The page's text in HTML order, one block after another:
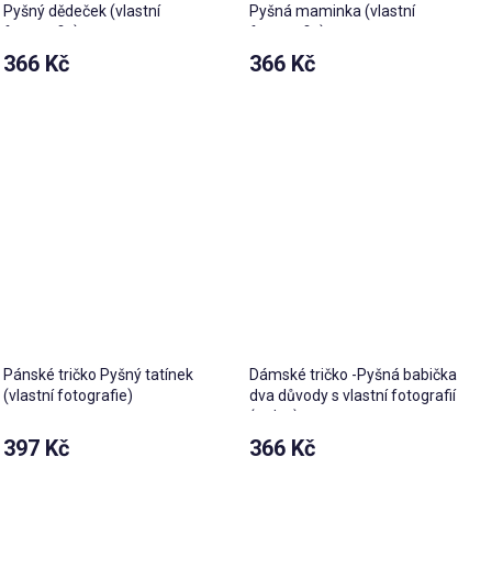
Pyšný dědeček (vlastní
fotografie)
366 Kč
Pyšná maminka (vlastní
fotografie)
366 Kč
Pánské tričko Pyšný tatínek
(vlastní fotografie)
397 Kč
Dámské tričko -Pyšná babička
dva důvody s vlastní fotografií
(srdce)
366 Kč